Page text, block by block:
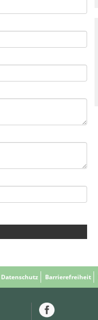
Datenschutz Barrierefreiheit